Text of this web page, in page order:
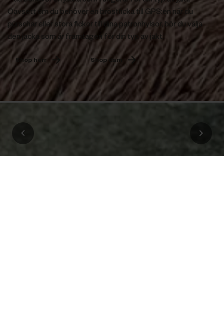
Oavsett om du behöver en bröstficka till GPS:en när du
pürschar eller stora fickor till dina patronhylsor, bör du välja
den jacka som är framtagen för din typ av jakt.
Shop herr Shop dam